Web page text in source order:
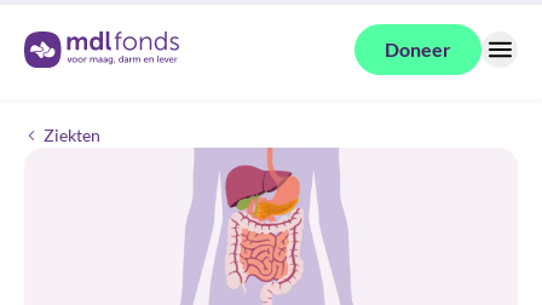
Terug naar de homepage Doneer
Ziekten
Darminvaginatie